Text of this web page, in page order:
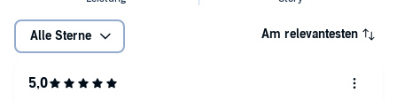
Alle Sterne Am relevantesten